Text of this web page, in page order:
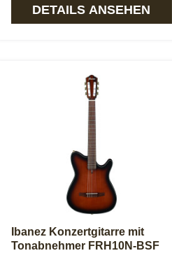
DETAILS ANSEHEN
Ibanez Konzertgitarre mit
Tonabnehmer FRH10N-BSF